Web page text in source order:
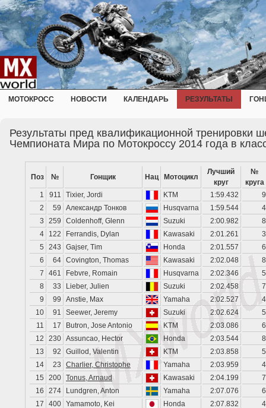
МОТОКРОСС НОВОСТИ КАЛЕНДАРЬ РЕЗУЛЬТАТЫ
Результаты пред квалификационной тренировки
Чемпионата Мира по Мотокроссу 2014 года в
Поз № Гонщик Нац Мотоцикл
Лучший
круг
№
круга
1
911 Tixier, Jordi KTM 1:59.432
9
2
59 Александр Тонков Husqvarna 1:59.544
4
3
259 Coldenhoff, Glenn Suzuki 2:00.982
8
4
122 Ferrandis, Dylan Kawasaki 2:01.261
3
5
243 Gajser, Tim Honda 2:01.557
6
6
64 Covington, Thomas Kawasaki 2:02.048
8
7
461 Febvre, Romain Husqvarna 2:02.346
5
8
33 Lieber, Julien Suzuki 2:02.458
7
9
99 Anstie, Max Yamaha 2:02.527
4
10
91 Seewer, Jeremy Suzuki 2:02.624
5
11
17 Butron, Jose Antonio KTM 2:03.086
6
12
230 Assuncao, Hector Honda 2:03.544
8
13
92 Guillod, Valentin KTM 2:03.858
5
14
23 Charlier, Christophe Yamaha 2:03.959
4
15
200 Tonus, Arnaud Kawasaki 2:04.199
7
16
274 Lundgren, Anton Yamaha 2:07.076
6
17
400 Yamamoto, Kei Honda 2:07.832
4